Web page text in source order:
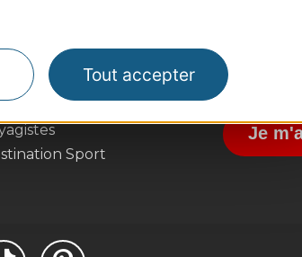
Tout accepter
Mice
d'Occitanie
presse et d'influence
Sport
Inscrivez-
Occitanie
et de
Je